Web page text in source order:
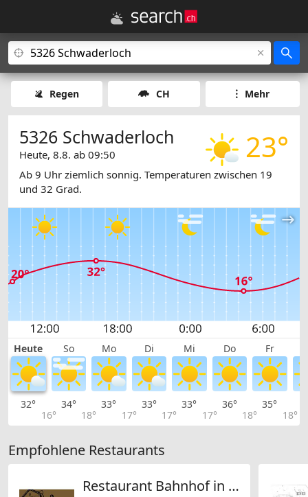
Regen CH Mehr
23°
5326 Schwaderloch
Heute, 8.8. ab 09:50
Ab 9 Uhr ziemlich sonnig. Temperaturen zwischen 19
und 32 Grad.
Heute So Mo Di Mi Do Fr
32°
16°
34°
18°
33°
17°
33°
17°
33°
17°
36°
18°
35°
18°
Empfohlene Restaurants
Restaurant Bahnhof in Schwaderloch